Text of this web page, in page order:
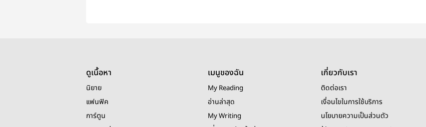
ดูเนื้อหา
นิยาย
แฟนฟิค
การ์ตูน
เมนูของฉัน
My Reading
อ่านล่าสุด
My Writing
เกี่ยวกับเรา
ติดต่อเรา
เงื่อนไขในการใช้บริการ
นโยบายความเป็นส่วนตัว